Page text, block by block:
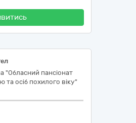
"Обласний пансіонат
та осіб похилого віку"